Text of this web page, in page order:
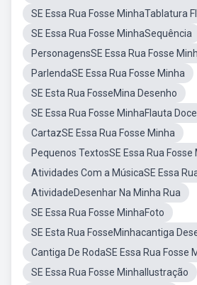
SE Essa Rua Fosse MinhaTablatura
SE Essa Rua Fosse MinhaSequência
PersonagensSE Essa Rua Fosse
ParlendaSE Essa Rua Fosse Minha
SE Esta Rua FosseMina Desenho
SE Essa Rua Fosse MinhaFlauta Doce
CartazSE Essa Rua Fosse Minha
Pequenos TextosSE Essa Rua Fosse
Atividades Com a MúsicaSE Essa
AtividadeDesenhar Na Minha Rua
SE Essa Rua Fosse MinhaFoto
SE Esta Rua FosseMinhacantiga
Cantiga De RodaSE Essa Rua Fosse
SE Essa Rua Fosse MinhaIlustração